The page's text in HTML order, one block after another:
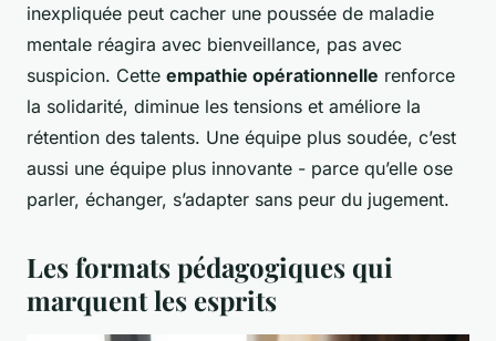
inexpliquée peut cacher une poussée de maladie
mentale réagira avec bienveillance, pas avec
suspicion. Cette empathie opérationnelle renforce
la solidarité, diminue les tensions et améliore la
rétention des talents. Une équipe plus soudée, c’est
aussi une équipe plus innovante - parce qu’elle ose
parler, échanger, s’adapter sans peur du jugement.
Les formats pédagogiques qui
marquent les esprits